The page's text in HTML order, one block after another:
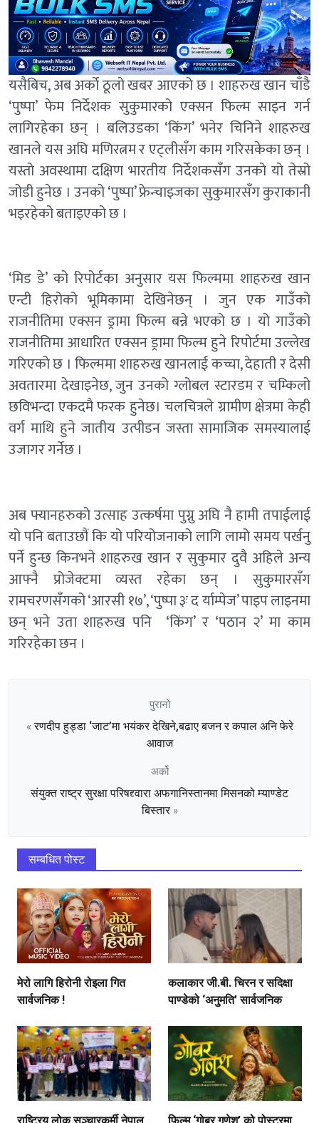
यसैबिच, अब अर्को ठूलो खबर आएको छ । शाहरुख खान चाँडै
‘पुष्पा’ फेम निर्देशक सुकुमारको एक्सन फिल्म साइन गर्न
लागिरहेका छन् । बलिउडका ‘किंग’ भनेर चिनिने शाहरुख
खानले यस अघि मणिरत्नम र एट्लीसँग काम गरिसकेका छन् ।
यस्तो अवस्थामा दक्षिण भारतीय निर्देशकसँग उनको यो तेस्रो
जोडी हुनेछ । उनको ‘पुष्पा’ फ्रेन्चाइजका सुकुमारसँग कुराकानी
भइरहेको बताइएको छ ।
‘मिड डे’ को रिपोर्टका अनुसार यस फिल्ममा शाहरुख खान
एन्टी हिरोको भूमिकामा देखिनेछन् । जुन एक गाउँको
राजनीतिमा एक्सन ड्रामा फिल्म बन्ने भएको छ । यो गाउँको
राजनीतिमा आधारित एक्सन ड्रामा फिल्म हुने रिपोर्टमा उल्लेख
गरिएको छ । फिल्ममा शाहरुख खानलाई कच्चा, देहाती र देसी
अवतारमा देखाइनेछ, जुन उनको ग्लोबल स्टारडम र चम्किलो
छविभन्दा एकदमै फरक हुनेछ। चलचित्रले ग्रामीण क्षेत्रमा केही
वर्ग माथि हुने जातीय उत्पीडन जस्ता सामाजिक समस्यालाई
उजागर गर्नेछ ।
अब फ्यानहरुको उत्साह उत्कर्षमा पुग्नु अघि नै हामी तपाईलाई
यो पनि बताउछौं कि यो परियोजनाको लागि लामो समय पर्खनु
पर्ने हुन्छ किनभने शाहरुख खान र सुकुमार दुवै अहिले अन्य
आफ्नै प्रोजेक्टमा व्यस्त रहेका छन् । सुकुमारसँग
रामचरणसँगको ‘आरसी १७’, ‘पुष्पा ३ः द र्याम्पेज’ पाइप लाइनमा
छन् भने उता शाहरुख पनि ‘किंग’ र ‘पठान २’ मा काम
गरिरहेका छन ।
पुरानो
«रणदीप हुड्डा ‘जाट’मा भयंकर देखिने,बढाए बजन र कपाल अनि फेरे
आवाज
अर्को
संयुक्त राष्ट्र सुरक्षा परिषद्द्वारा अफगानिस्तानमा मिसनको म्याण्डेट
बिस्तार»
सम्बधित पोस्ट
मेरो लागि हिरोनी रोइला गित
सार्वजनिक !
कलाकार जी.बी. चिरन र सदिक्षा
पाण्डेको ‘अनुमति’ सार्वजनिक